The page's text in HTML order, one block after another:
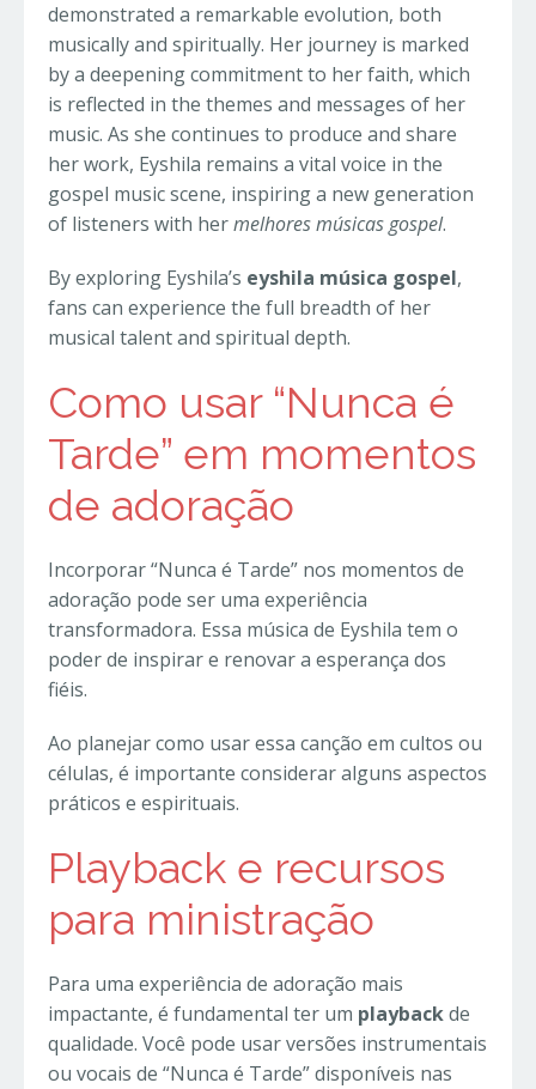
demonstrated a remarkable evolution, both
musically and spiritually. Her journey is marked
by a deepening commitment to her faith, which
is reflected in the themes and messages of her
music. As she continues to produce and share
her work, Eyshila remains a vital voice in the
gospel music scene, inspiring a new generation
of listeners with hermelhores músicas gospel.
By exploring Eyshila’s eyshila música gospel,
fans can experience the full breadth of her
musical talent and spiritual depth.
Como usar “Nunca é
Tarde” em momentos
de adoração
Incorporar “Nunca é Tarde” nos momentos de
adoração pode ser uma experiência
transformadora. Essa música de Eyshila tem o
poder de inspirar e renovar a esperança dos
fiéis.
Ao planejar como usar essa canção em cultos ou
células, é importante considerar alguns aspectos
práticos e espirituais.
Playback e recursos
para ministração
Para uma experiência de adoração mais
impactante, é fundamental ter um playbackde
qualidade. Você pode usar versões instrumentais
ou vocais de “Nunca é Tarde” disponíveis nas